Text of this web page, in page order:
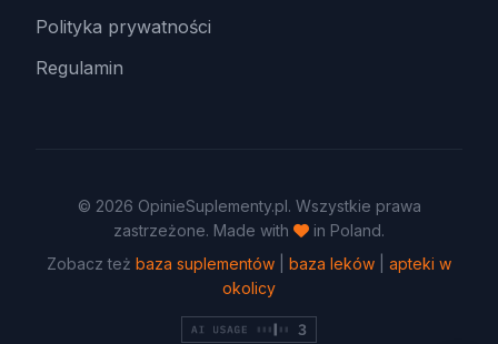
Polityka prywatności
Regulamin
© 2026 OpinieSuplementy.pl. Wszystkie prawa
zastrzeżone. Made with
in Poland.
Zobacz też baza suplementów baza leków
apteki w
okolicy